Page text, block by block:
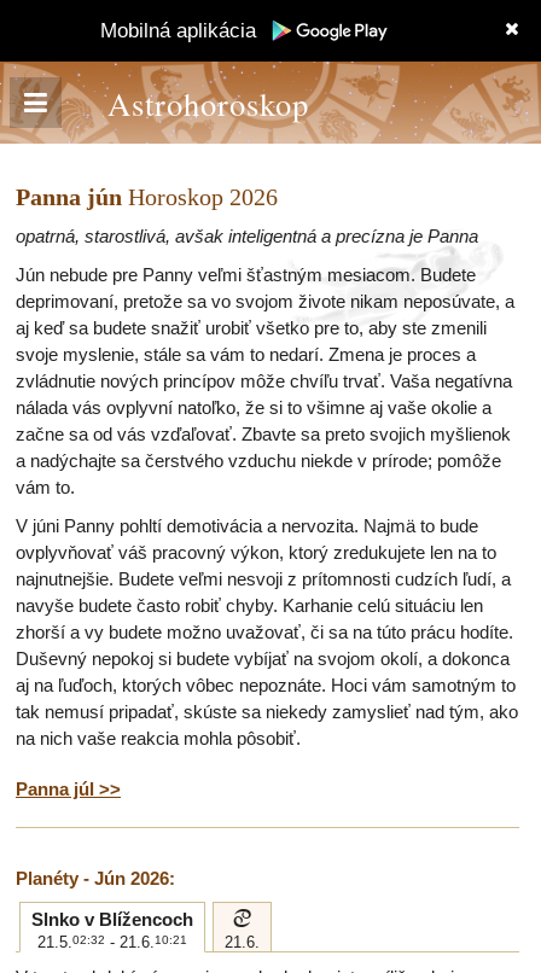
Mobilná aplikácia
Astrohoroskop
Panna jún Horoskop 2026
opatrná, starostlivá, avšak inteligentná a precízna je Panna
Jún nebude pre Panny veľmi šťastným mesiacom. Budete
deprimovaní, pretože sa vo svojom živote nikam neposúvate, a
aj keď sa budete snažiť urobiť všetko pre to, aby ste zmenili
svoje myslenie, stále sa vám to nedarí. Zmena je proces a
zvládnutie nových princípov môže chvíľu trvať. Vaša negatívna
nálada vás ovplyvní natoľko, že si to všimne aj vaše okolie a
začne sa od vás vzďaľovať. Zbavte sa preto svojich myšlienok
a nadýchajte sa čerstvého vzduchu niekde v prírode; pomôže
vám to.
V júni Panny pohltí demotivácia a nervozita. Najmä to bude
ovplyvňovať váš pracovný výkon, ktorý zredukujete len na to
najnutnejšie. Budete veľmi nesvoji z prítomnosti cudzích ľudí, a
navyše budete často robiť chyby. Karhanie celú situáciu len
zhorší a vy budete možno uvažovať, či sa na túto prácu hodíte.
Duševný nepokoj si budete vybíjať na svojom okolí, a dokonca
aj na ľuďoch, ktorých vôbec nepoznáte. Hoci vám samotným to
tak nemusí pripadať, skúste sa niekedy zamyslieť nad tým, ako
na nich vaše reakcia mohla pôsobiť.
Panna júl >>
Planéty - Jún 2026:
Slnko v Blížencoch
21.5.02:32 - 21.6.10:21
d
21.6.